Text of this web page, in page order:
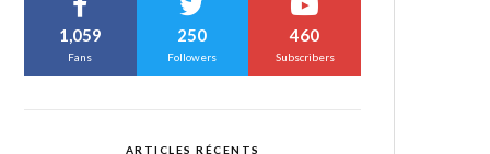
1,059
Fans
250
Followers
460
Subscribers
ARTICLES RÉCENTS